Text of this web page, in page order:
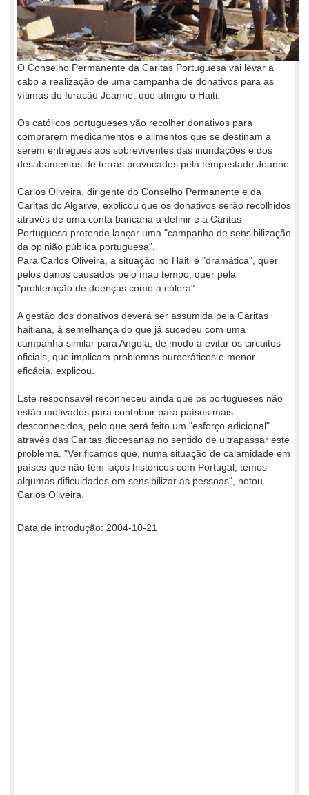
O Conselho Permanente da Caritas Portuguesa vai levar a
cabo a realização de uma campanha de donativos para as
vítimas do furacão Jeanne, que atingiu o Haiti.
Os católicos portugueses vão recolher donativos para
comprarem medicamentos e alimentos que se destinam a
serem entregues aos sobreviventes das inundações e dos
desabamentos de terras provocados pela tempestade Jeanne.
Carlos Oliveira, dirigente do Conselho Permanente e da
Caritas do Algarve, explicou que os donativos serão recolhidos
através de uma conta bancária a definir e a Caritas
Portuguesa pretende lançar uma "campanha de sensibilização
da opinião pública portuguesa".
Para Carlos Oliveira, a situação no Haiti é "dramática", quer
pelos danos causados pelo mau tempo, quer pela
"proliferação de doenças como a cólera".
A gestão dos donativos deverá ser assumida pela Caritas
haitiana, à semelhança do que já sucedeu com uma
campanha similar para Angola, de modo a evitar os circuitos
oficiais, que implicam problemas burocráticos e menor
eficácia, explicou.
Este responsável reconheceu ainda que os portugueses não
estão motivados para contribuir para países mais
desconhecidos, pelo que será feito um "esforço adicional"
através das Caritas diocesanas no sentido de ultrapassar este
problema. "Verificámos que, numa situação de calamidade em
países que não têm laços históricos com Portugal, temos
algumas dificuldades em sensibilizar as pessoas", notou
Carlos Oliveira.
Data de introdução: 2004-10-21